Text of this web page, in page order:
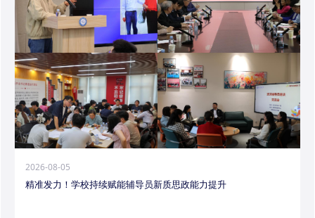
2026-08-05
精准发力！学校持续赋能辅导员新质思政能力提升